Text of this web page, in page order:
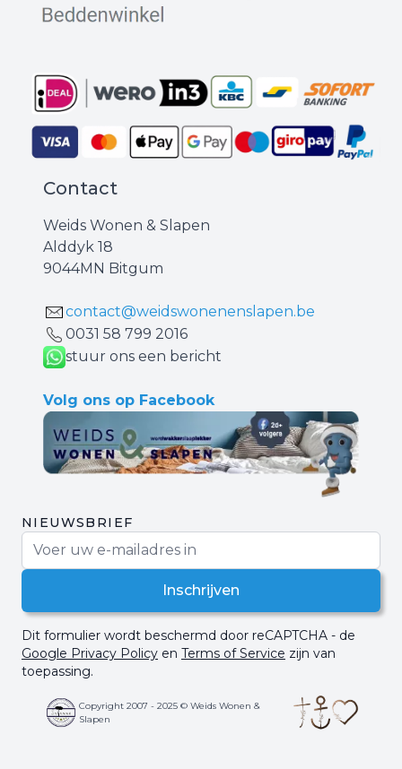
Contact
Weids Wonen & Slapen
Alddyk 18
9044MN Bitgum
contact@weidswonenenslapen.be
0031 ‪58 799 2016‬
stuur ons een bericht
Volg ons op Facebook
NIEUWSBRIEF
Inschrijven
Dit formulier wordt beschermd door reCAPTCHA - de
Google Privacy Policy en Terms of Service zijn van
toepassing.
Copyright 2007 - 2025 © Weids Wonen &
Slapen